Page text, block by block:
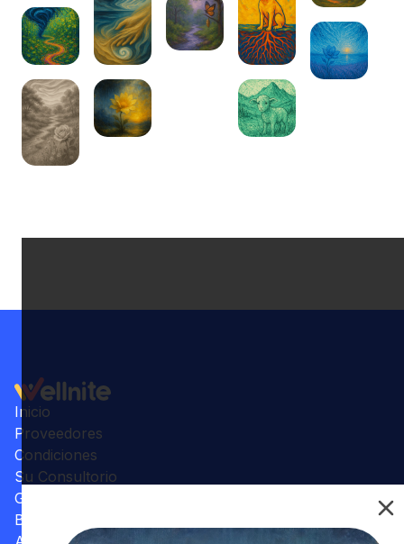
Inicio
Proveedores
Condiciones
Su Consultorio
Galería
Beneficios